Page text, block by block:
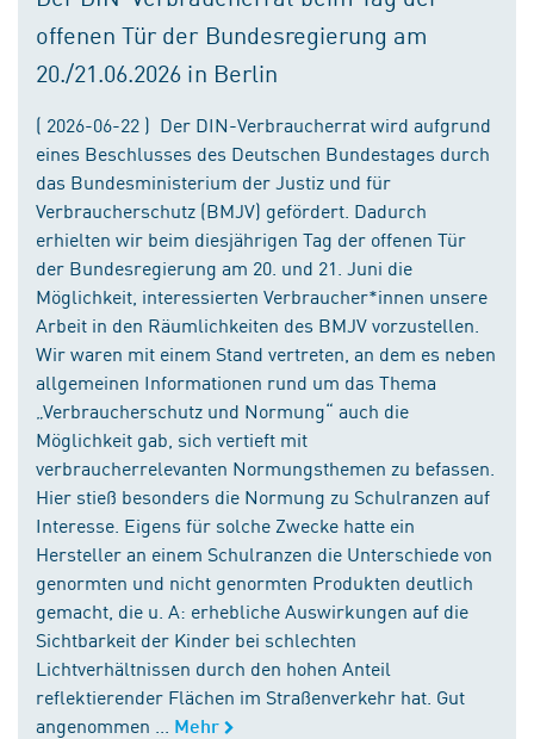
offenen Tür der Bundesregierung am
20./21.06.2026 in Berlin
( 2026-06-22 ) Der DIN-Verbraucherrat wird aufgrund
eines Beschlusses des Deutschen Bundestages durch
das Bundesministerium der Justiz und für
Verbraucherschutz (BMJV) gefördert. Dadurch
erhielten wir beim diesjährigen Tag der offenen Tür
der Bundesregierung am 20. und 21. Juni die
Möglichkeit, interessierten Verbraucher*innen unsere
Arbeit in den Räumlichkeiten des BMJV vorzustellen.
Wir waren mit einem Stand vertreten, an dem es neben
allgemeinen Informationen rund um das Thema
„Verbraucherschutz und Normung“ auch die
Möglichkeit gab, sich vertieft mit
verbraucherrelevanten Normungsthemen zu befassen.
Hier stieß besonders die Normung zu Schulranzen auf
Interesse. Eigens für solche Zwecke hatte ein
Hersteller an einem Schulranzen die Unterschiede von
genormten und nicht genormten Produkten deutlich
gemacht, die u. A: erhebliche Auswirkungen auf die
Sichtbarkeit der Kinder bei schlechten
Lichtverhältnissen durch den hohen Anteil
reflektierender Flächen im Straßenverkehr hat. Gut
angenommen ...
Mehr